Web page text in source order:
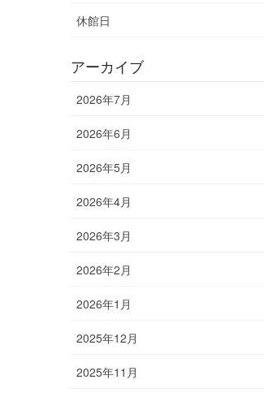
休館日
アーカイブ
2026年7月
2026年6月
2026年5月
2026年4月
2026年3月
2026年2月
2026年1月
2025年12月
2025年11月